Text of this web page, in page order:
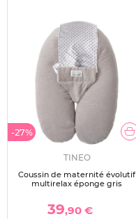
-27%
TINEO
Coussin de maternité évolutif
multirelax éponge gris
39,90 €